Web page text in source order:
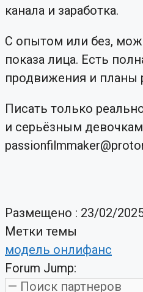
канала и заработка.
С опытом или без,
показа лица. Есть
продвижения и планы
Писать только
и серьёзным
Размещено : 23/02/
Метки темы
модель онлифанс
Forum Jump: